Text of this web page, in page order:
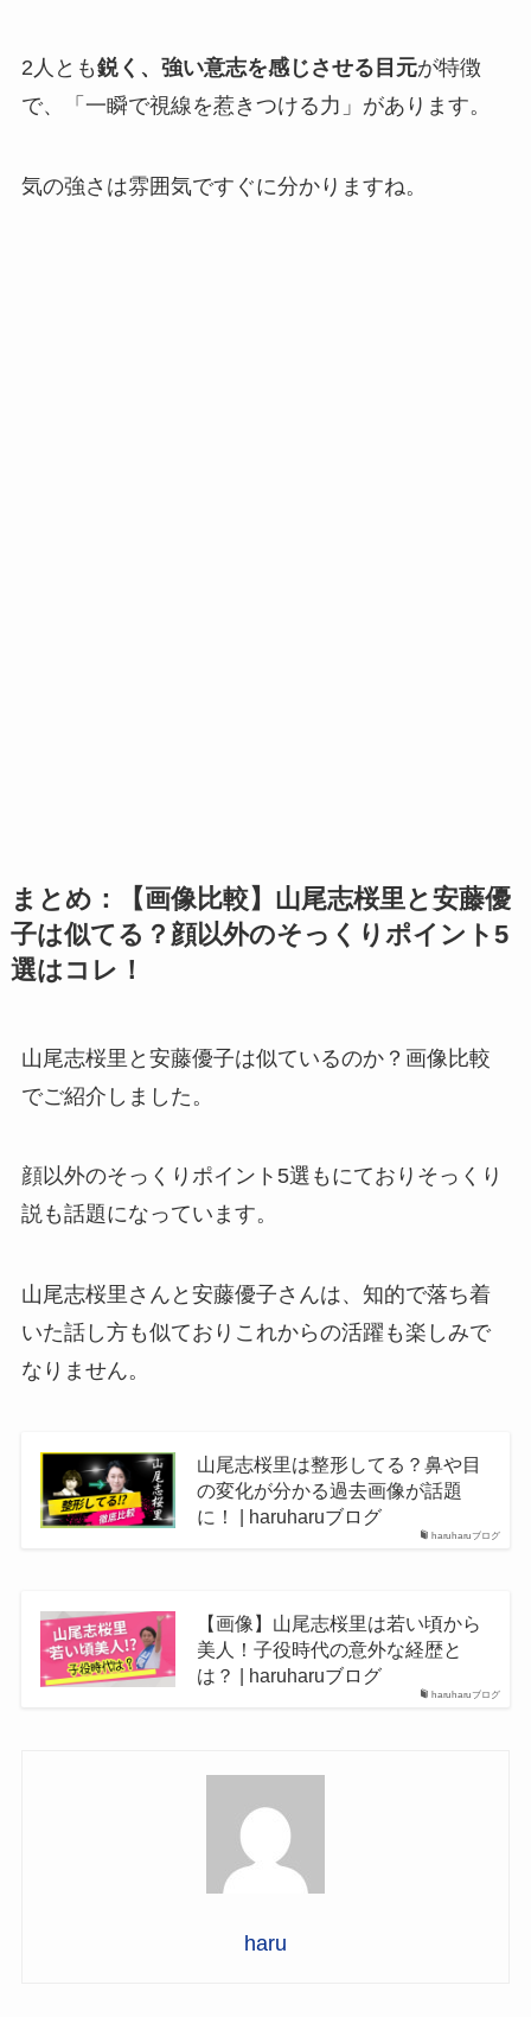
2人とも鋭く、強い意志を感じさせる目元が特徴
で、「一瞬で視線を惹きつける力」があります。
気の強さは雰囲気ですぐに分かりますね。
まとめ：【画像比較】山尾志桜里と安藤優
子は似てる？顔以外のそっくりポイント5
選はコレ！
山尾志桜里と安藤優子は似ているのか？画像比較
でご紹介しました。
顔以外のそっくりポイント5選もにておりそっくり
説も話題になっています。
山尾志桜里さんと安藤優子さんは、知的で落ち着
いた話し方も似ておりこれからの活躍も楽しみで
なりません。
haruharuブログ
山尾志桜里は整形してる？鼻や目
の変化が分かる過去画像が話題
に！ | haruharuブログ
haruharuブログ
【画像】山尾志桜里は若い頃から
美人！子役時代の意外な経歴と
は？ | haruharuブログ
haru